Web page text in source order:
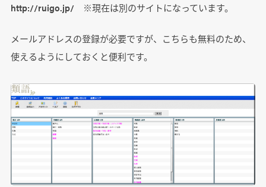
http://ruigo.jp/ ※現在は別のサイトになっています。
メールアドレスの登録が必要ですが、こちらも無料のため、
使えるようにしておくと便利です。